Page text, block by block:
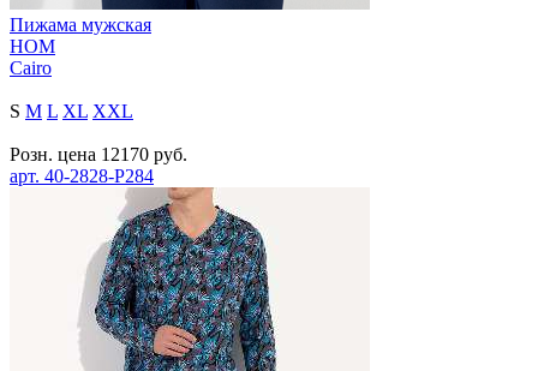
Пижама мужская
HOM
Cairo
S M L XL XXL
Розн. цена 12170 руб.
арт. 40-2828-P284